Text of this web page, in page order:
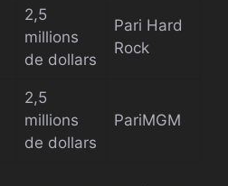
2,5
millions
de dollars
Pari Hard
Rock
2,5
millions
de dollars
PariMGM